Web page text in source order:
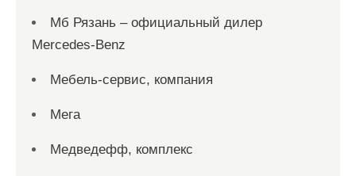
Мб Рязань – официальный дилер
Mercedes-Benz
Мебель-сервис, компания
Мега
Медведефф, комплекс